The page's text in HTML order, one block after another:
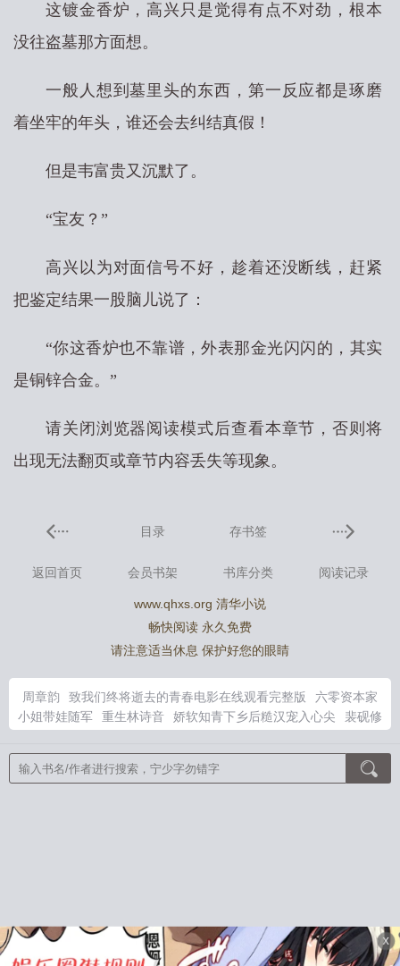
这镀金香炉，高兴只是觉得有点不对劲，根本
没往盗墓那方面想。
一般人想到墓里头的东西，第一反应都是琢磨
着坐牢的年头，谁还会去纠结真假！
但是韦富贵又沉默了。
“宝友？”
高兴以为对面信号不好，趁着还没断线，赶紧
把鉴定结果一股脑儿说了：
“你这香炉也不靠谱，外表那金光闪闪的，其实
是铜锌合金。”
请关闭浏览器阅读模式后查看本章节，否则将
出现无法翻页或章节内容丢失等现象。
目录 存书签
返回首页 会员书架 书库分类 阅读记录
www.qhxs.org 清华小说
畅快阅读 永久免费
请注意适当休息 保护好您的眼睛
周章韵 致我们终将逝去的青春电影在线观看完整版
六零资本家
小姐带娃随军
重生林诗音 娇软知青下乡后糙汉宠入心尖
裴砚修
诗全文免费最新章节列
六零资本家大小姐搬空家产去随军免费阅
读
谢观砚林茉短剧免费播放 阮驰
赵停聿
不便之物
引风诀：华洲风起
绝色雌性恶毒？我明明好孕万人迷
穿越成天女兽的我不想进化
残女被弃婚，嫁灾星王爷独步天下
X